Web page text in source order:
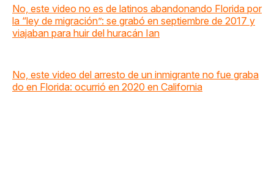
No, este video no es de latinos abandonando Florida por
la “ley de migración”: se grabó en septiembre de 2017 y
viajaban para huir del huracán Ian
No, este video del arresto de un inmigrante no fue graba
do en Florida: ocurrió en 2020 en California